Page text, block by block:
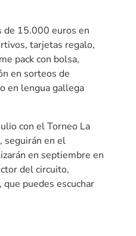
de 15.000 euros en
tarjetas regalo,
pack con bolsa,
en sorteos de
en lengua gallega
con el Torneo La
seguirán en el
en septiembre en
del circuito,
puedes escuchar